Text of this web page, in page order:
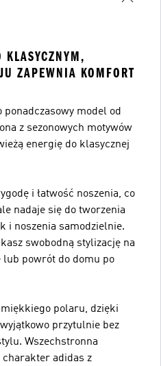
ZAPEWNIA KOMFORT
model od
z sezonowych motywów
energię do klasycznej
i łatwość noszenia, co
nadaje się do tworzenia
i noszenia samodzielnie.
swobodną stylizację na
lub powrót do domu po
miękkiego polaru, dzięki
przytulnie bez
Wszechstronna
charakter adidas z